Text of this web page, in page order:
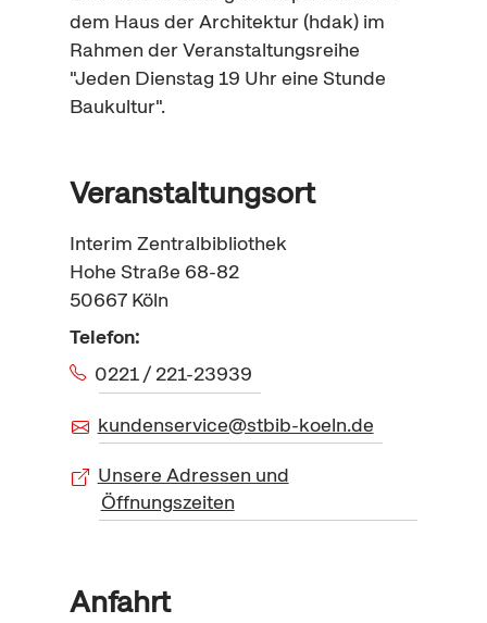
dem Haus der Architektur (hdak) im
Rahmen der Veranstaltungsreihe
"Jeden Dienstag 19 Uhr eine Stunde
Baukultur".
Veranstaltungsort
Interim Zentralbibliothek
Hohe Straße 68-82
50667 Köln
Telefon:
0221 / 221-23939
kundenservice@stbib-koeln.de
Unsere Adressen und
Öffnungszeiten
Anfahrt